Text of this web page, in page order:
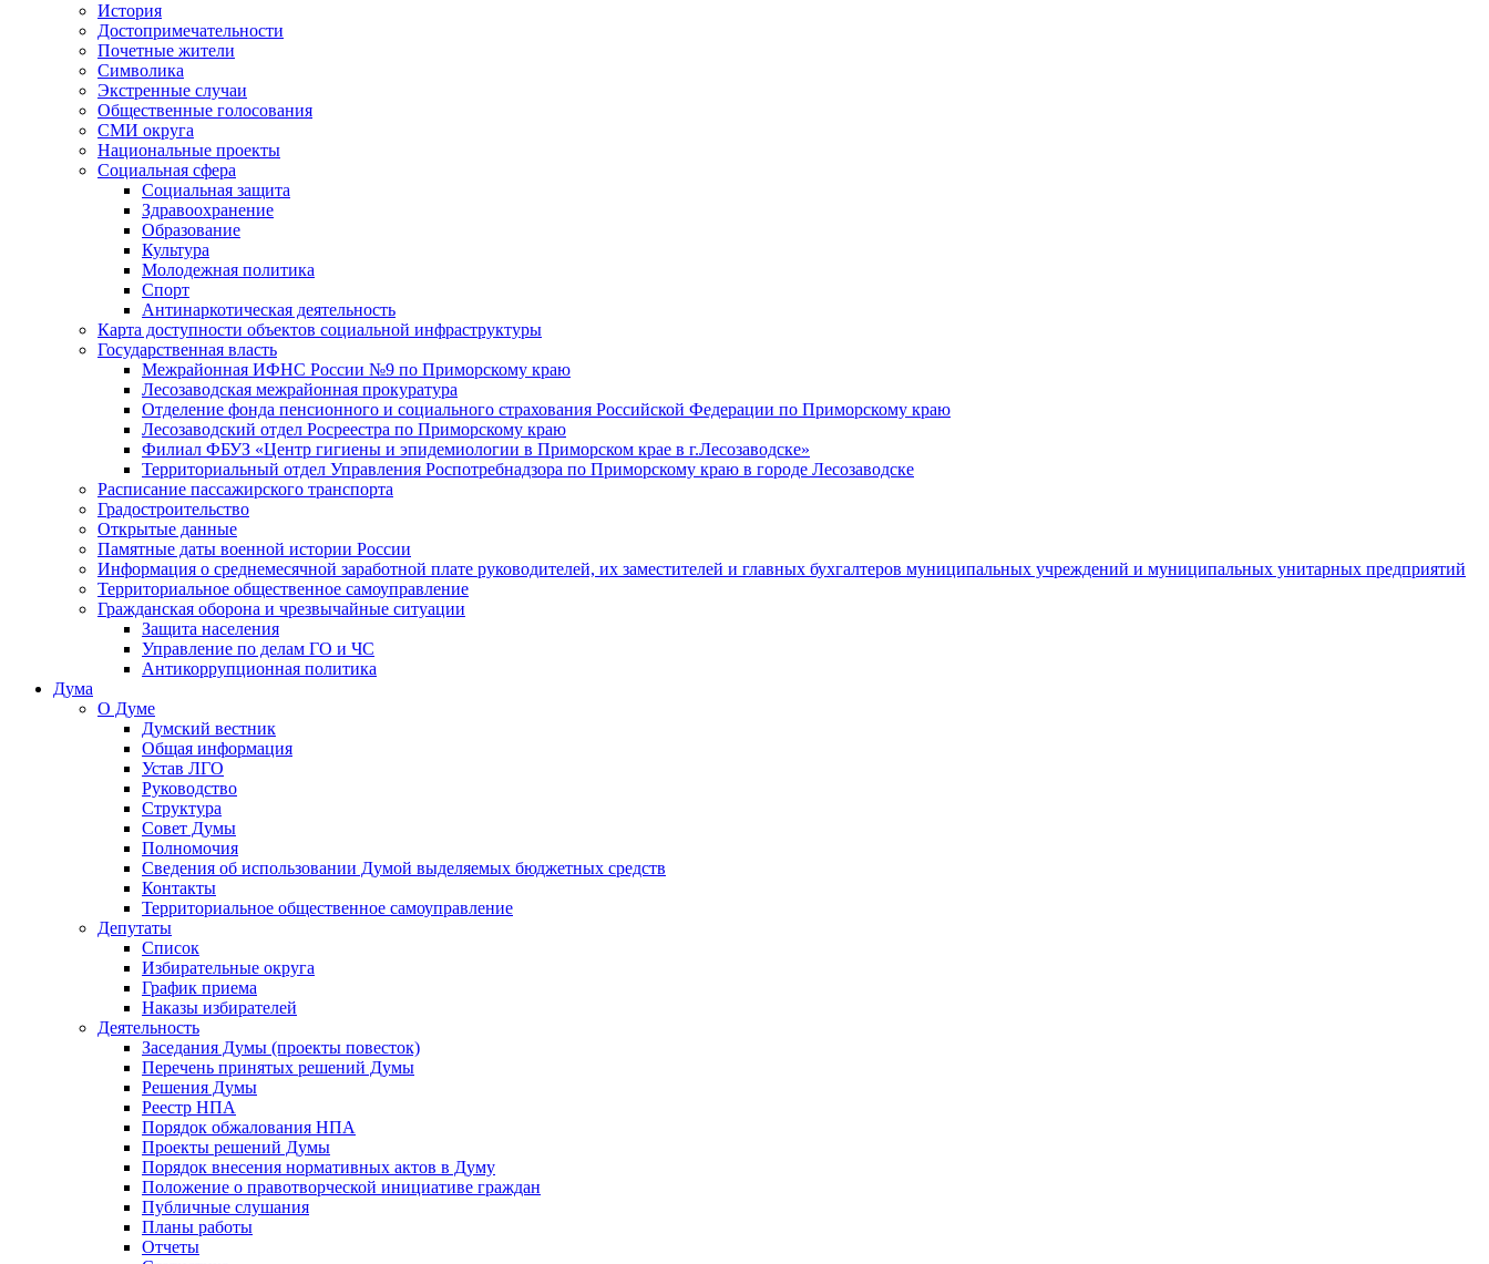
История
Достопримечательности
Почетные жители
Символика
Экстренные случаи
Общественные голосования
СМИ округа
Национальные проекты
Социальная сфера
Социальная защита
Здравоохранение
Образование
Культура
Молодежная политика
Спорт
Антинаркотическая деятельность
Карта доступности объектов социальной инфраструктуры
Государственная власть
Межрайонная ИФНС России №9 по Приморскому краю
Лесозаводская межрайонная прокуратура
Отделение фонда пенсионного и социального страхования Российской Федерации по Приморскому краю
Лесозаводский отдел Росреестра по Приморскому краю
Филиал ФБУЗ «Центр гигиены и эпидемиологии в Приморском крае в г.Лесозаводске»
Территориальный отдел Управления Роспотребнадзора по Приморскому краю в городе Лесозаводске
Расписание пассажирского транспорта
Градостроительство
Открытые данные
Памятные даты военной истории России
Информация о среднемесячной заработной плате руководителей, их заместителей и главных бухгалтеров муниципальных учреждений и муниципальных унитарных предприятий
Территориальное общественное самоуправление
Гражданская оборона и чрезвычайные ситуации
Защита населения
Управление по делам ГО и ЧС
Антикоррупционная политика
Дума
О Думе
Думский вестник
Общая информация
Устав ЛГО
Руководство
Структура
Совет Думы
Полномочия
Сведения об использовании Думой выделяемых бюджетных средств
Контакты
Территориальное общественное самоуправление
Депутаты
Список
Избирательные округа
График приема
Наказы избирателей
Деятельность
Заседания Думы (проекты повесток)
Перечень принятых решений Думы
Решения Думы
Реестр НПА
Порядок обжалования НПА
Проекты решений Думы
Порядок внесения нормативных актов в Думу
Положение о правотворческой инициативе граждан
Публичные слушания
Планы работы
Отчеты